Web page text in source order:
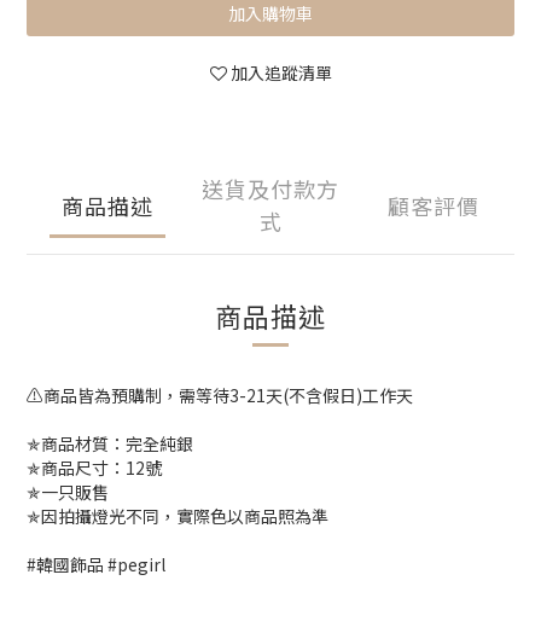
加入購物車
加入追蹤清單
商品描述
送貨及付款方
式
顧客評價
商品描述
⚠️商品皆為預購制，需等待3-21天(不含假日)工作天
✯商品材質：完全純銀
✯商品尺寸：12號
✯一只販售
✯因拍攝燈光不同，實際色以商品照為準
#韓國飾品 #pegirl